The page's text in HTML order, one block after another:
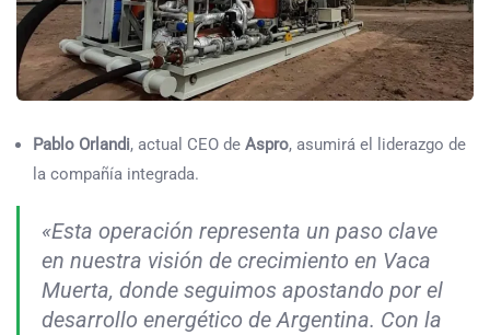
Pablo Orlandi, actual CEO de Aspro, asumirá el liderazgo de
la compañía integrada.
«Esta operación representa un paso clave
en nuestra visión de crecimiento en Vaca
Muerta, donde seguimos apostando por el
desarrollo energético de Argentina. Con la